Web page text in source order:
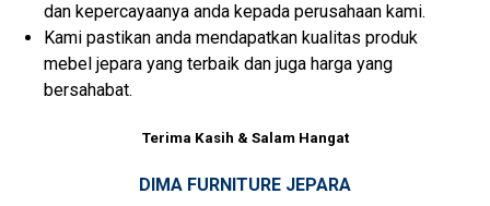
dan kepercayaanya anda kepada perusahaan kami.
Kami pastikan anda mendapatkan kualitas produk
mebel jepara yang terbaik dan juga harga yang
bersahabat.
Terima Kasih & Salam Hangat
DIMA FURNITURE JEPARA